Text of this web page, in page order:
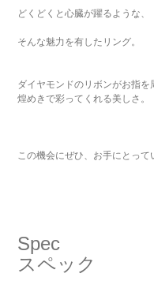
どくどくと心臓が躍るような、
そんな魅力を有したリング。
ダイヤモンドのリボンがお指を
煌めきで彩ってくれる美しさ。
この機会にぜひ、お手にとって
Spec
スペック